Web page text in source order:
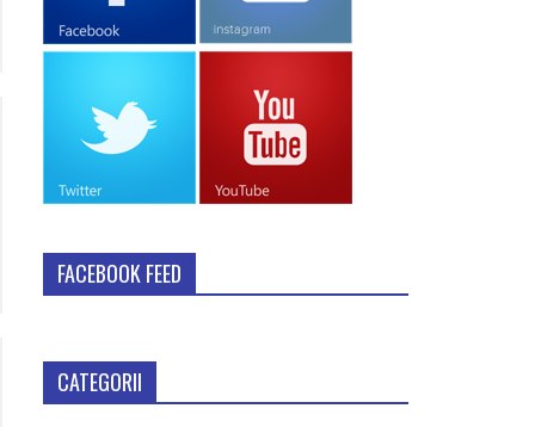
FACEBOOK FEED
CATEGORII